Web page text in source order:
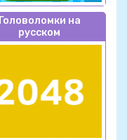
Головоломки на
русском